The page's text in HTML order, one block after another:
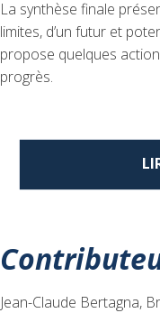
La synthèse finale
limites, d’un futur et
propose quelques
progrès.
Jean-Claude Bertagna,